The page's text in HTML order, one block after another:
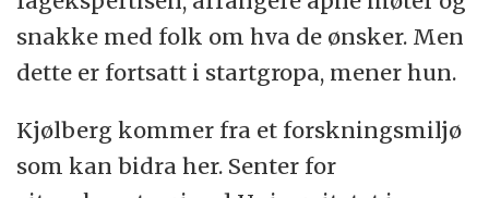
snakke med folk om hva de ønsker. Men
dette er fortsatt i startgropa, mener hun.
Kjølberg kommer fra et forskningsmiljø
som kan bidra her. Senter for